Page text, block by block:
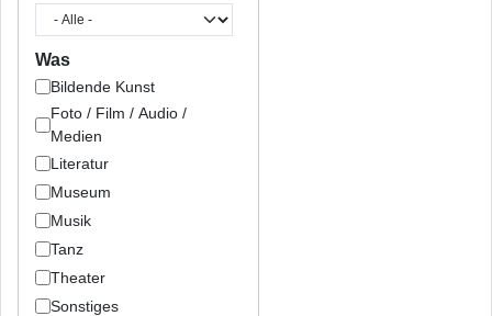
Was
Bildende Kunst
Foto / Film / Audio /
Medien
Literatur
Museum
Musik
Tanz
Theater
Sonstiges